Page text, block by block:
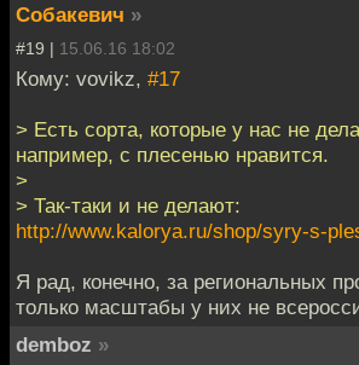
Собакевич »
#19 | 15.06.16 18:02
Кому: vovikz, #17
> Есть сорта, которые у нас не
например, с плесенью нравится.
>
> Так-таки и не делают:
http://www.kalorya.ru/shop/syry-s-
Я рад, конечно, за региональных
только масштабы у них не
demboz »